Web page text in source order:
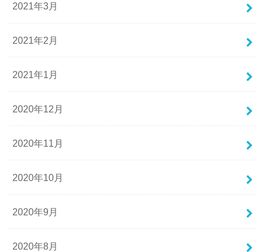
2021年3月
2021年2月
2021年1月
2020年12月
2020年11月
2020年10月
2020年9月
2020年8月